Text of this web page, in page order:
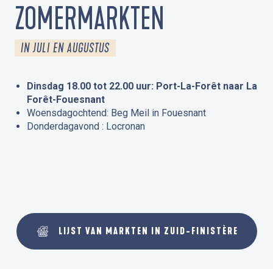
ZOMERMARKTEN
IN JULI EN AUGUSTUS
Dinsdag 18.00 tot 22.00 uur: Port-La-Forêt naar La
Forêt-Fouesnant
Woensdagochtend: Beg Meil in Fouesnant
Donderdagavond : Locronan
LIJST VAN MARKTEN IN ZUID-FINISTÈRE